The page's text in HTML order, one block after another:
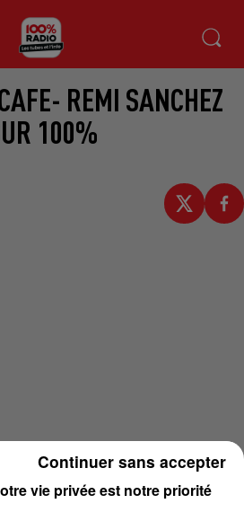
REMI SANCHEZ
100%
vie privée est notre priorité
Continuer sans accepter